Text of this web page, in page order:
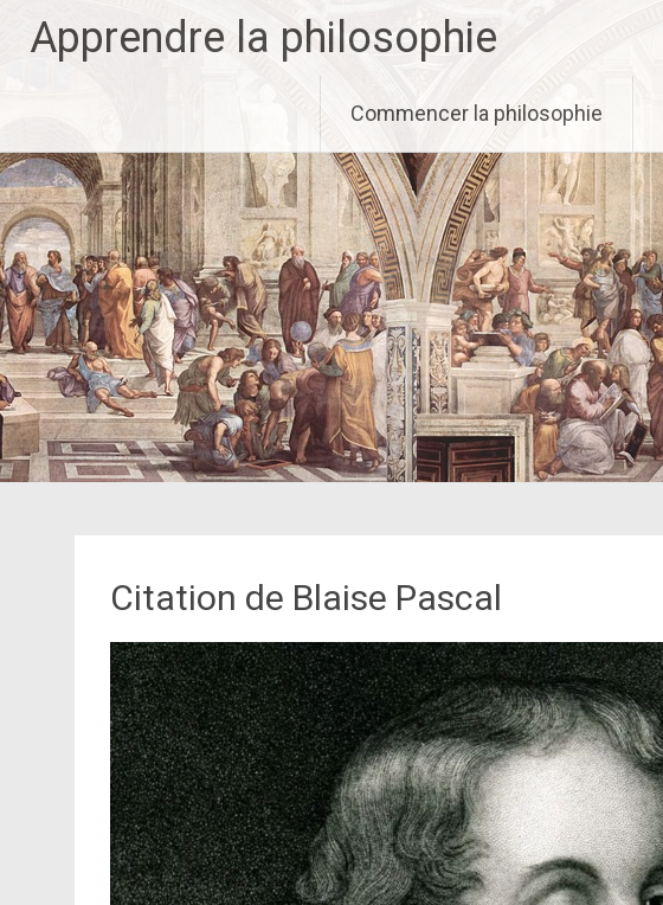
Apprendre la philosophie
Commencer la philosophie
Citation de Blaise Pascal